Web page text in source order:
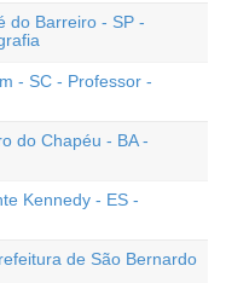
do Barreiro - SP -
- SC - Professor -
do Chapéu - BA -
Kennedy - ES -
de São Bernardo